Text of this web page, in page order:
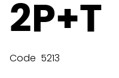
2P+T
Code 5213